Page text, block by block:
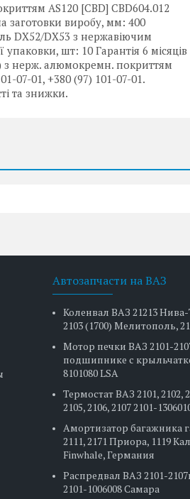
AS120 [CBD] CBD604.012
заготовки виробу, мм: 400
DX52/DX53 з нержавіючим
шт: 10 Гарантія 6 місяців
з нерж. алюмокремн. покриттям
07-01, +380 (97) 101-07-01.
та знижки.
Автозапчасти на ВАЗ
Коленвал ВАЗ 21213
2103 (1700) Мелитополь,
Мотор печки ВАЗ 2101-
подшипнике с
8101080 LSA
Термостат ВАЗ 2101, 2102,
2105, 2106, 2107 2101-
Амортизатор багажника
2111, 2171 Приора, 1119
Finwhale, Германия
Распредвал ВАЗ 2101-
2101-1006008 Самара